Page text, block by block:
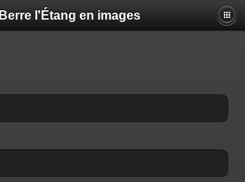
Berre l'Étang en images